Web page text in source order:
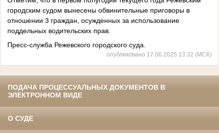
городским судом вынесены обвинительные приговоры в
отношении 3 граждан, осужденных за использование
поддельных водительских прав.
Пресс-служба Режевского городского суда.
опубликовано 17.06.2025 13:32 (МСК)
ПОДАЧА ПРОЦЕССУАЛЬНЫХ ДОКУМЕНТОВ В
ЭЛЕКТРОННОМ ВИДЕ
О СУДЕ